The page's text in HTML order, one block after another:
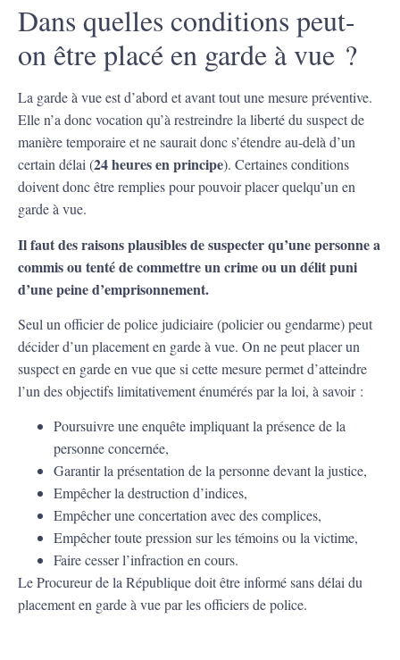
Dans quelles conditions peut-
on être placé en garde à vue ?
La garde à vue est d’abord et avant tout une mesure préventive.
Elle n’a donc vocation qu’à restreindre la liberté du suspect de
manière temporaire et ne saurait donc s’étendre au-delà d’un
certain délai (24 heures en principe). Certaines conditions
doivent donc être remplies pour pouvoir placer quelqu’un en
garde à vue.
Il faut des raisons plausibles de suspecter qu’une personne a
commis ou tenté de commettre un crime ou un délit puni
d’une peine d’emprisonnement.
Seul un officier de police judiciaire (policier ou gendarme) peut
décider d’un placement en garde à vue. On ne peut placer un
suspect en garde en vue que si cette mesure permet d’atteindre
l’un des objectifs limitativement énumérés par la loi, à savoir :
Poursuivre une enquête impliquant la présence de la
personne concernée,
Garantir la présentation de la personne devant la justice,
Empêcher la destruction d’indices,
Empêcher une concertation avec des complices,
Empêcher toute pression sur les témoins ou la victime,
Faire cesser l’infraction en cours.
Le Procureur de la République doit être informé sans délai du
placement en garde à vue par les officiers de police.